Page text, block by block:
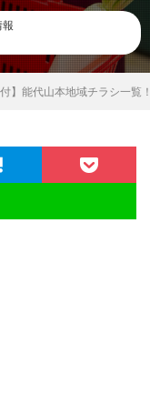
報
付】能代山本地域チラシ一覧